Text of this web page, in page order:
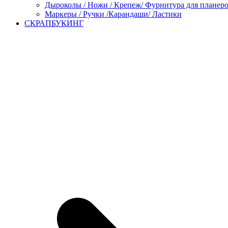
Дыроколы / Ножи / Крепеж/ Фурнитура для
Маркеры / Ручки /Карандаши/ Ластики
СКРАПБУКИНГ